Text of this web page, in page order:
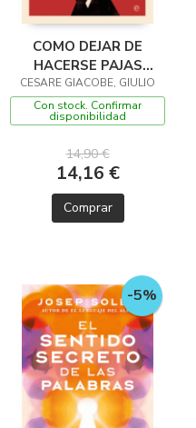
COMO DEJAR DE
HACERSE PAJAS
MENTALES
CESARE GIACOBE, GIULIO
Con stock. Confirmar
disponibilidad
14,90 €
14,16 €
Comprar
-5%